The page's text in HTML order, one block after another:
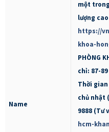
Name
một
lượng
https://
khoa-
PHÒNG
chỉ: 87-
Thời gian
chủ nhật
9888 (Tư
hcm-